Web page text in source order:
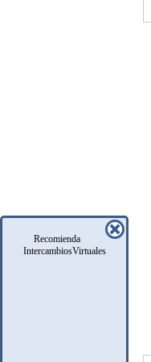
Recomienda
IntercambiosVirtuales